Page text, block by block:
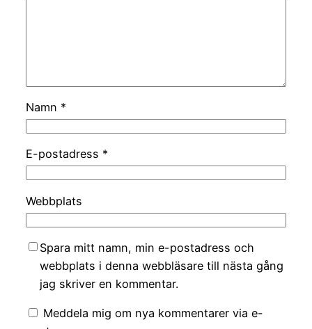
Namn *
E-postadress *
Webbplats
Spara mitt namn, min e-postadress och
webbplats i denna webbläsare till nästa gång
jag skriver en kommentar.
Meddela mig om nya kommentarer via e-